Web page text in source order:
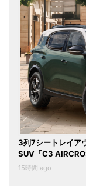
3列7シートレイア
SUV「C3
15時間 ago